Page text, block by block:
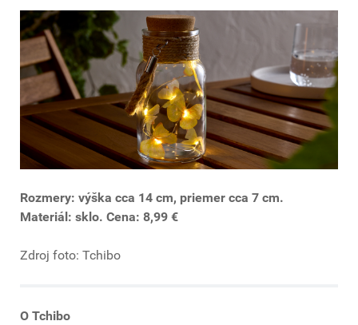
Rozmery: výška cca 14 cm, priemer cca 7 cm.
Materiál: sklo. Cena: 8,99 €
Zdroj foto: Tchibo
O Tchibo